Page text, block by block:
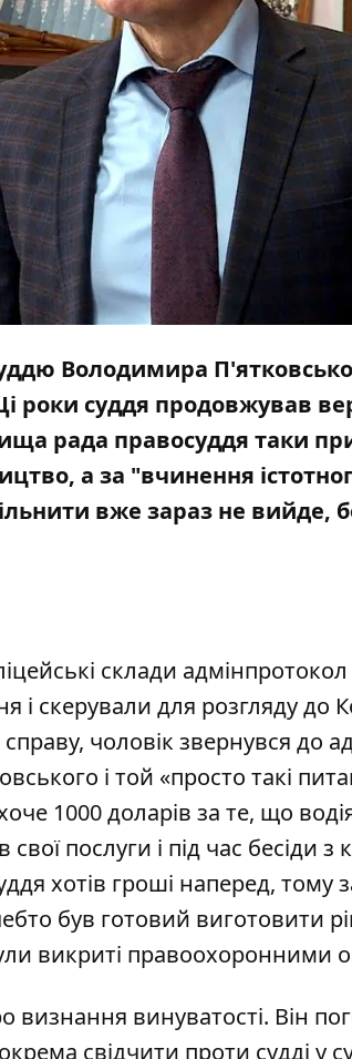
Володимира
роки суддя продовжував
рада правосуддя таки
а за "вчинення
вже зараз не вийде,
склади адмінпротокол
і скерували для розгляду до
чоловік звернувся до
і той «просто такі
1000 доларів за те, що
послуги і під час бесіди з
хотів гроші наперед, тому
був готовий виготовити
викриті правоохоронними
визнання винуватості. Він
свідчити проти судді у